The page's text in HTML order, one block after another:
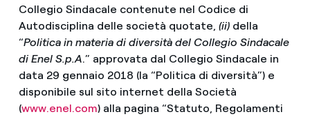
Collegio Sindacale contenute nel Codice di
Autodisciplina delle società quotate, (ii)della
“Politica in materia di diversità del Collegio Sindacale
di Enel S.p.A.” approvata dal Collegio Sindacale in
data 29 gennaio 2018 (la “Politica di diversità”) e
disponibile sul sito internet della Società
(www.enel.com) alla pagina “Statuto, Regolamenti